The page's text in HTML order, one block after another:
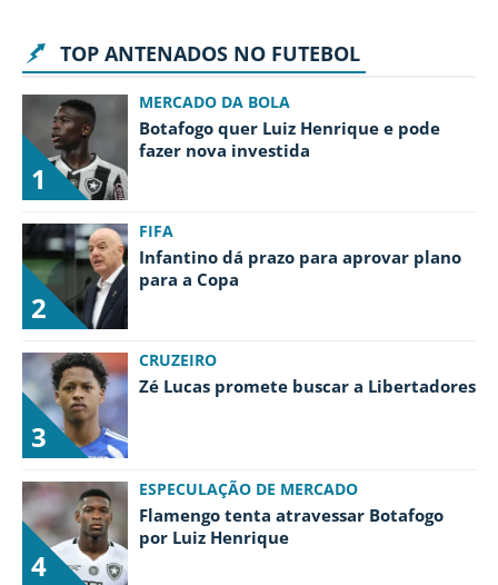
TOP ANTENADOS NO FUTEBOL
1
MERCADO DA BOLA
Botafogo quer Luiz Henrique e pode
fazer nova investida
2
FIFA
Infantino dá prazo para aprovar plano
para a Copa
3
CRUZEIRO
Zé Lucas promete buscar a Libertadores
4
ESPECULAÇÃO DE MERCADO
Flamengo tenta atravessar Botafogo
por Luiz Henrique